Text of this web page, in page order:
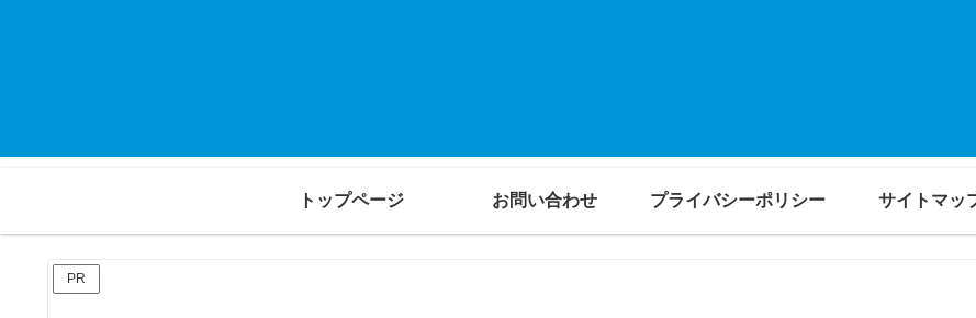
トップページ お問い合わせ プライバシーポリシー サイトマッ
PR